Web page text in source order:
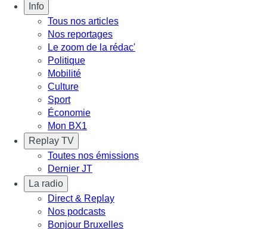
Info
Tous nos articles
Nos reportages
Le zoom de la rédac'
Politique
Mobilité
Culture
Sport
Économie
Mon BX1
Replay TV
Toutes nos émissions
Dernier JT
La radio
Direct & Replay
Nos podcasts
Bonjour Bruxelles